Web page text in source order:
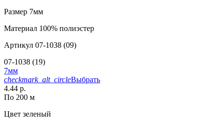
Размер 7мм
Материал 100% полиэстер
Артикул 07-1038 (09)
07-1038 (19)
7мм
checkmark_alt_circleВыбрать
4.44 р.
По 200 м
Цвет зеленый